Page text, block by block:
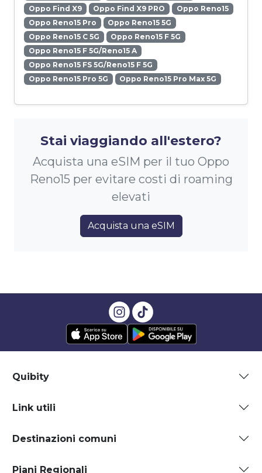
Oppo Find X9
Oppo Find X9 PRO
Oppo Reno15
Oppo Reno15 Pro
Oppo Reno15 5G
Oppo Reno15 C 5G
Oppo Reno15 F 5G
Oppo Reno15 F 5G/Reno15 A
Oppo Reno15 FS 5G/Reno15 F 5G
Oppo Reno15 Pro 5G
Oppo Reno15 Pro Max 5G
Stai viaggiando all'estero?
Acquista una eSIM per il tuo Oppo
Reno15 per evitare costi di roaming
elevati
Acquista una eSIM
Quibity
Link utili
Destinazioni comuni
Piani Regionali